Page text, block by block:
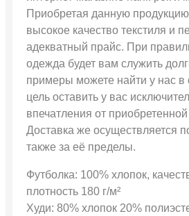
Приобретая данную
высокое качество текстиля и
адекватный прайс. При
одежда будет вам служить
примеры можете найти у нас
цель оставить у вас
впечатления от
Доставка же осуществляется
также за её пределы.
Футболка: 100% хлопок,
плотность 180 г/м²
Худи: 80% хлопок 20%